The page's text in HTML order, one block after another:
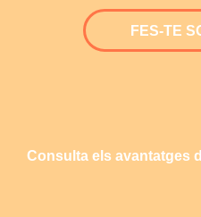
FES-TE
Consulta els avantatges